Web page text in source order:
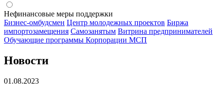
Нефинансовые меры поддержки
Бизнес-омбудсмен Центр молодежных проектов Биржа
импортозамещения Cамозанятым Витрина предпринимателей
Обучающие программы Корпорации МСП
Новости
01.08.2023